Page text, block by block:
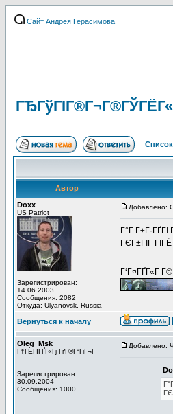
Сайт Андрея Герасимова
Автор
Doxx
US Patriot
Зарегистрирован:
14.06.2003
Сообщения: 2082
Откуда: Ulyanovsk, Russia
Добавлено:
Г°Г
ГЄГ±ГІГ
Г‘Г¤ГҐГ«Г
Вернуться к началу
Oleg_Msk
Г†ГЁГІГҐГ«Гј ГґГ®Г°ГіГ¬Г
Зарегистрирован:
30.09.2004
Сообщения: 1000
Добавлено: